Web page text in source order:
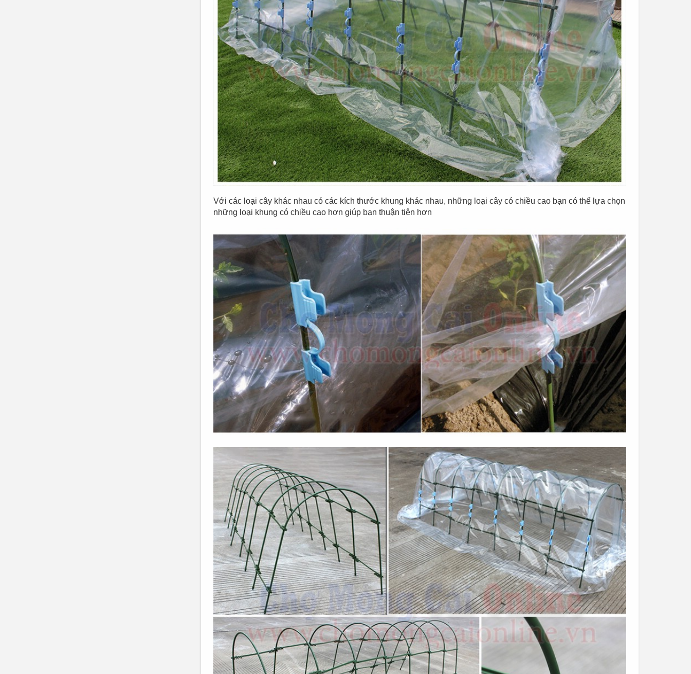
Với các loại cây khác nhau có các kích thước khung khác nhau, những loại cây có chiều cao bạn có thể lựa chọn
những loại khung có chiều cao hơn giúp bạn thuận tiện hơn